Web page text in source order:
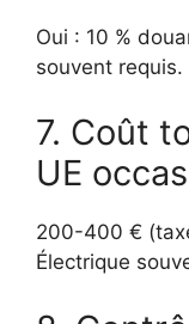
Oui : 10 %
souvent requis.
7. Coût
UE
200-400 €
Électrique